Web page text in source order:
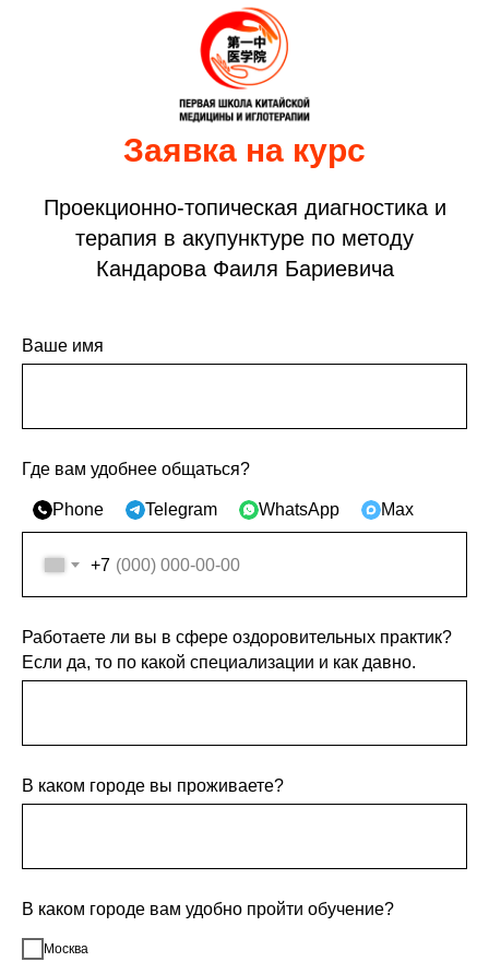
Заявка на курс
Проекционно-топическая диагностика и
терапия в акупунктуре по методу
Кандарова Фаиля Бариевича
Ваше имя
Где вам удобнее общаться?
Phone Telegram WhatsApp Max
+7
Работаете ли вы в сфере оздоровительных практик?
Если да, то по какой специализации и как давно.
В каком городе вы проживаете?
В каком городе вам удобно пройти обучение?
Москва